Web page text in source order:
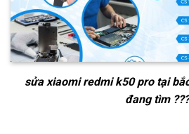
sửa xiaomi redmi k50 pro tại
đang tìm ???